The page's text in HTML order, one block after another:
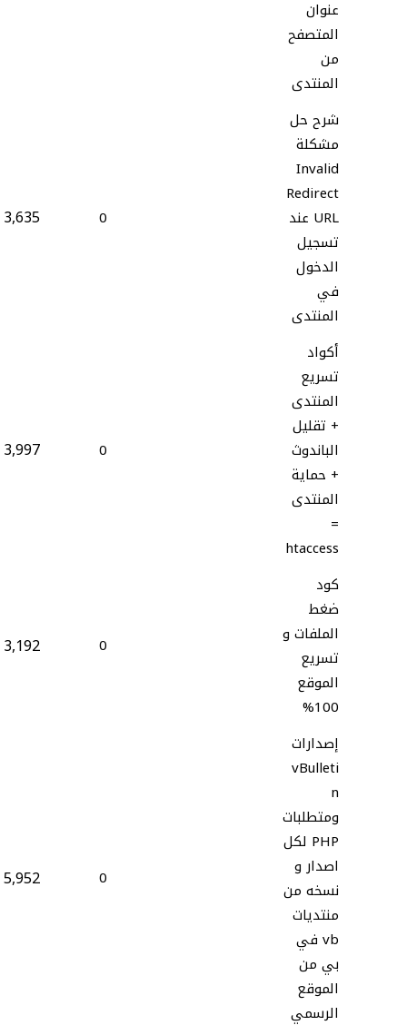
عنوان
المتصفح
من
المنتدى
شرح حل
مشكلة
Invalid
Redirect
URL عند
تسجيل
الدخول
في
المنتدى
0
3,635
أكواد
تسريع
المنتدى
+ تقليل
الباندوث
+ حماية
المنتدى
=
htaccess
0
3,997
كود
ضغط
الملفات و
تسريع
الموقع
100%
0
3,192
إصدارات
vBulleti
n
ومتطلبات
PHP لكل
اصدار و
نسخه من
منتديات
vb في
بي من
الموقع
الرسمي
0
5,952